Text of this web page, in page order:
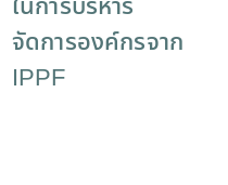
ในการบริหาร
จัดการองค์กรจาก
IPPF